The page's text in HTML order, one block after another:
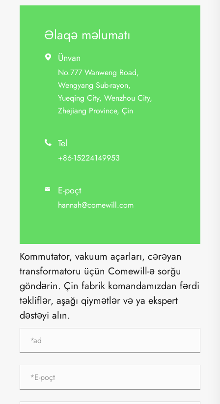
Əlaqə məlumatı
 Ünvan
No.777 Wanweng Road,
Wengyang Sub-rayon,
Yueqing City, Wenzhou City,
Zhejiang Province, Çin
 Tel
+86-15224149953
 E-poçt
hannah@comewill.com
Kommutator, vakuum açarları, cərəyan
transformatoru üçün Comewill-ə sorğu
göndərin. Çin fabrik komandamızdan fərdi
təkliflər, aşağı qiymətlər və ya ekspert
dəstəyi alın.